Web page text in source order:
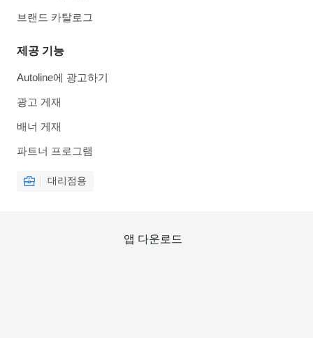
브랜드 카탈로그
제공 기능
Autoline에 광고하기
광고 게재
배너 게재
파트너 프로그램
대리점용
앱 다운로드